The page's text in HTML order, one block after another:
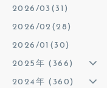
2026/03(31)
2026/02(28)
2026/01(30)
2025年 (366)
2024年 (360)